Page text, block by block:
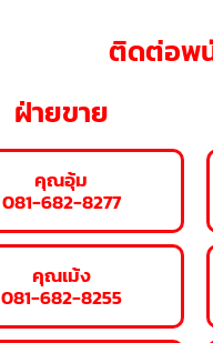
ติดต่อพ
ฝ่ายขาย
คุณอุ้ม
081-682-8277
คุณเม้ง
081-682-8255